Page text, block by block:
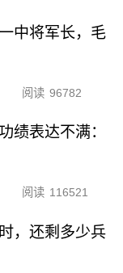
中将军长，毛
阅读 96782
绩表达不满：
阅读 116521
，还剩多少兵